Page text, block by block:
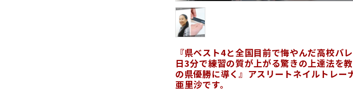
『県ベスト4と全国目前で悔やんだ高校バ
日3分で練習の質が上がる驚きの上達法を
の県優勝に導く』アスリートネイルトレー
亜里沙です。